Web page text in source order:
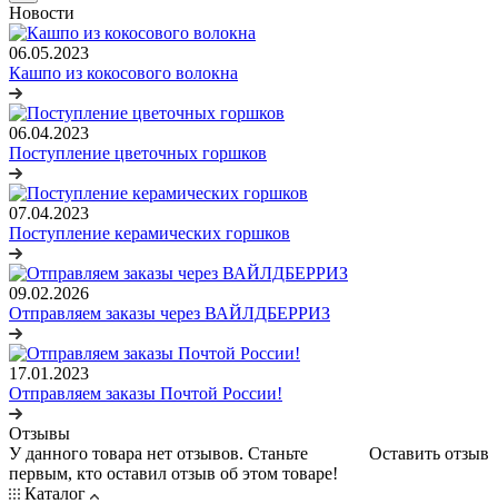
Новости
06.05.2023
Кашпо из кокосового волокна
06.04.2023
Поступление цветочных горшков
07.04.2023
Поступление керамических горшков
09.02.2026
Отправляем заказы через ВАЙЛДБЕРРИЗ
17.01.2023
Отправляем заказы Почтой России!
Отзывы
Оставить отзыв
У данного товара нет отзывов. Станьте
первым, кто оставил отзыв об этом товаре!
Каталог